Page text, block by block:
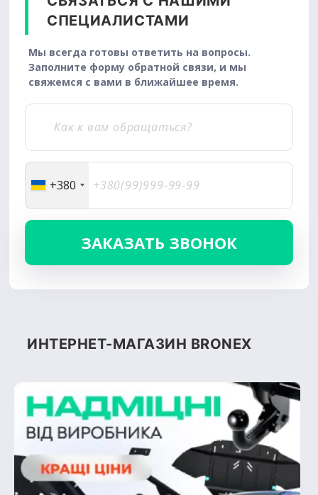
СПЕЦИАЛИСТАМИ
Мы всегда готовы ответить на вопросы.
Заполните форму обратной связи, и мы
свяжемся с вами в ближайшее время.
+380
ИНТЕРНЕТ-МАГАЗИН BRONEX